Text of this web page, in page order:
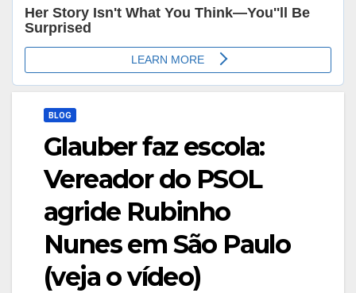
BLOG
Glauber faz escola:
Vereador do PSOL
agride Rubinho
Nunes em São Paulo
(veja o vídeo)